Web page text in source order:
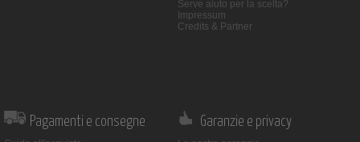
Serve aiuto per la scelta?
Impressum
Credits & Partner
Pagamenti e consegne Garanzie e privacy